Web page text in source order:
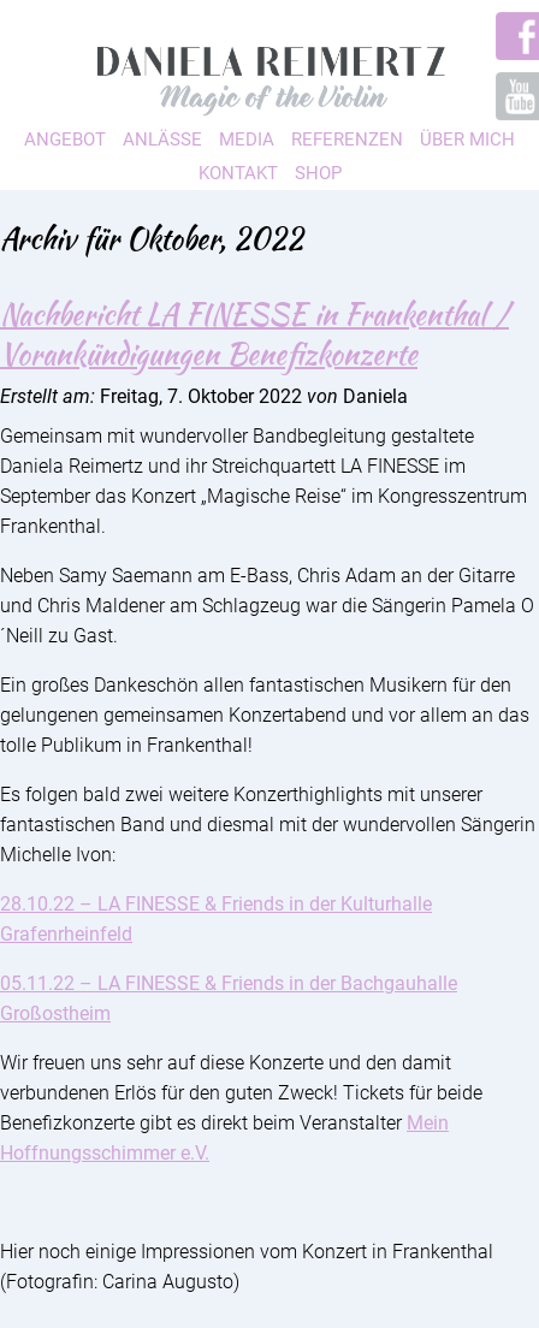
ANGEBOT ANLÄSSE MEDIA REFERENZEN
ÜBER MICH
KONTAKT
SHOP
Archiv für Oktober, 2022
Nachbericht LA FINESSE in Frankenthal /
Vorankündigungen Benefizkonzerte
Erstellt am: Freitag, 7. Oktober 2022 von Daniela
Gemeinsam mit wundervoller Bandbegleitung gestaltete
Daniela Reimertz und ihr Streichquartett LA FINESSE im
September das Konzert „Magische Reise“ im Kongresszentrum
Frankenthal.
Neben Samy Saemann am E-Bass, Chris Adam an der Gitarre
und Chris Maldener am Schlagzeug war die Sängerin Pamela O
´Neill zu Gast.
Ein großes Dankeschön allen fantastischen Musikern für den
gelungenen gemeinsamen Konzertabend und vor allem an das
tolle Publikum in Frankenthal!
Es folgen bald zwei weitere Konzerthighlights mit unserer
fantastischen Band und diesmal mit der wundervollen Sängerin
Michelle Ivon:
28.10.22 – LA FINESSE & Friends in der Kulturhalle
Grafenrheinfeld
05.11.22 – LA FINESSE & Friends in der Bachgauhalle
Großostheim
Wir freuen uns sehr auf diese Konzerte und den damit
verbundenen Erlös für den guten Zweck! Tickets für beide
Benefizkonzerte gibt es direkt beim Veranstalter Mein
Hoffnungsschimmer e.V.
Hier noch einige Impressionen vom Konzert in Frankenthal
(Fotografin: Carina Augusto)